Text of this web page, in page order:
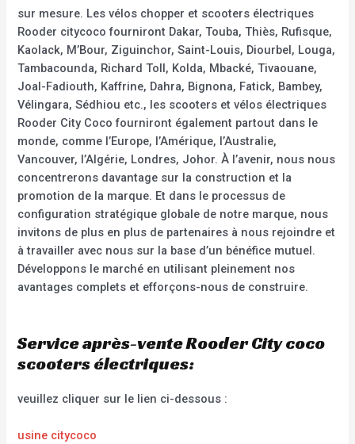
sur mesure. Les vélos chopper et scooters électriques
Rooder citycoco fourniront Dakar, Touba, Thiès, Rufisque,
Kaolack, M’Bour, Ziguinchor, Saint-Louis, Diourbel, Louga,
Tambacounda, Richard Toll, Kolda, Mbacké, Tivaouane,
Joal-Fadiouth, Kaffrine, Dahra, Bignona, Fatick, Bambey,
Vélingara, Sédhiou etc., les scooters et vélos électriques
Rooder City Coco fourniront également partout dans le
monde, comme l’Europe, l’Amérique, l’Australie,
Vancouver, l’Algérie, Londres, Johor. À l’avenir, nous nous
concentrerons davantage sur la construction et la
promotion de la marque. Et dans le processus de
configuration stratégique globale de notre marque, nous
invitons de plus en plus de partenaires à nous rejoindre et
à travailler avec nous sur la base d’un bénéfice mutuel.
Développons le marché en utilisant pleinement nos
avantages complets et efforçons-nous de construire.
Service après-vente Rooder City coco
scooters électriques:
veuillez cliquer sur le lien ci-dessous :
usine citycoco